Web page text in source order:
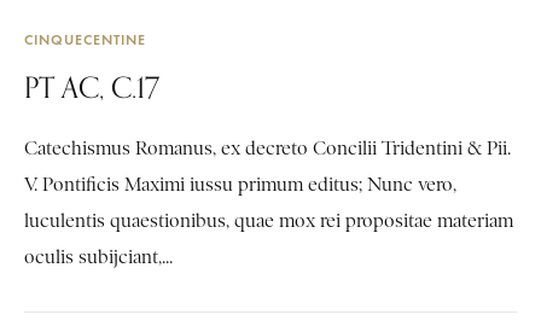
CINQUECENTINE
PT AC, C.17
Catechismus Romanus, ex decreto Concilii Tridentini & Pii.
V. Pontificis Maximi iussu primum editus; Nunc vero,
luculentis quaestionibus, quae mox rei propositae materiam
oculis subijciant,...